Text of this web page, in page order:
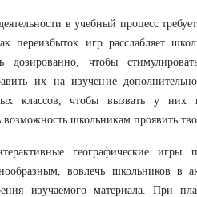
в учебный процесс
переизбыток игр расслабляет
дозированно, чтобы
их на изучение
классов, чтобы вызвать у них
школьникам проявить
географические игры
вовлечь школьников в
изучаемого материала. При